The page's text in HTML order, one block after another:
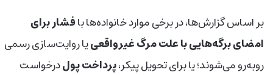
بر اساس گزارش‌ها، در برخی موارد خانواده‌ها بافشار برای
امضای برگه‌هایی با علت مرگ غیرواقعییا روایت‌سازی رسمی
روبه‌رو می‌شوند؛ یا برای تحویل پیکر،پرداخت پولدرخواست